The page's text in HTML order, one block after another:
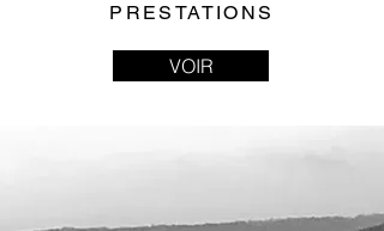
PRESTATIONS
VOIR